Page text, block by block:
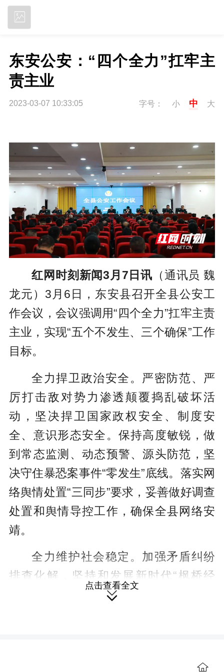
东安公安：“四个全力”扛牢主
责主业
2023-03-07 10:33:05 字号： 小 中 大
红网时刻新闻3月7日讯 （通讯员 魏
龙元）3月6日，东安县召开全县公安工
作会议，会议强调用“四个全力”扛牢主责
主业，实现“五个不发生、三个确保”工作
目标。
全力捍卫政治安全。严密防范、严
厉打击敌对势力渗透颠覆捣乱破坏活
动，坚决捍卫国家政权安全、制度安
全、意识形态安全。保持高度敏锐，做
到常态监测、动态预警、源头防范，坚
决守住暴恐案事件“零发生”底线。落实网
络舆情处置“三同步”要求，妥善做好调查
处置和舆情导控工作，确保全县网络安
靖。
全力维护社会稳定。加强矛盾纠纷
排查化解，坚持和发展新时代“枫桥经
验”，结合“千警进千村，平台创五星”活
点击查看全文
